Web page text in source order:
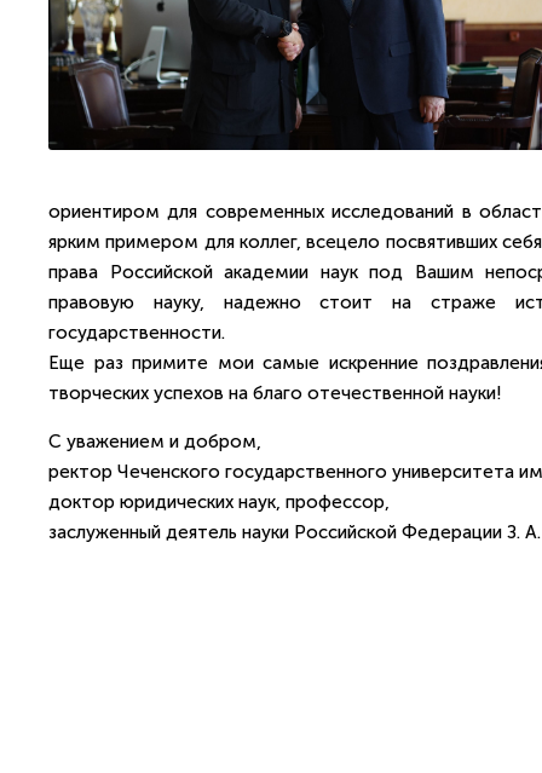
ориентиром для современных исследований в
ярким примером для коллег, всецело посвятивших
права Российской академии наук под Вашим
правовую науку, надежно стоит на страже
государственности.
Еще раз примите мои самые искренние
творческих успехов на благо отечественной науки!
С уважением и добром,
ректор Чеченского государственного университета
доктор юридических наук, профессор,
заслуженный деятель науки Российской Федерации З.